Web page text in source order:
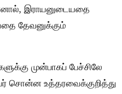
இராயனுடையதை
தேவனுக்கும்
முன்பாகப் பேச்சிலே
சொன்ன உத்தரவைக்குறித்து